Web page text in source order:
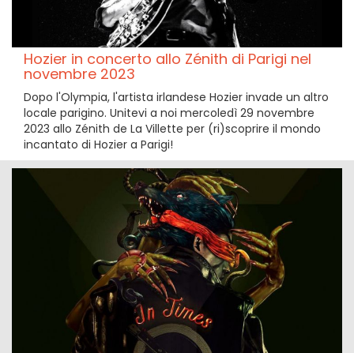
Hozier in concerto allo Zénith di Parigi nel
novembre 2023
Dopo l'Olympia, l'artista irlandese Hozier invade un altro
locale parigino. Unitevi a noi mercoledì 29 novembre
2023 allo Zénith de La Villette per (ri)scoprire il mondo
incantato di Hozier a Parigi!